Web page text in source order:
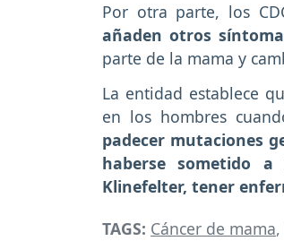
Por otra parte, los
añaden otros
parte de la mama y
La entidad establece
en los hombres
padecer mutaciones
haberse sometido
Klinefelter, tener
TAGS: Cáncer de mama,